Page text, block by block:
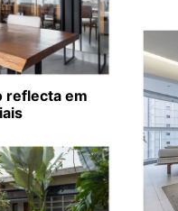
reflecta em